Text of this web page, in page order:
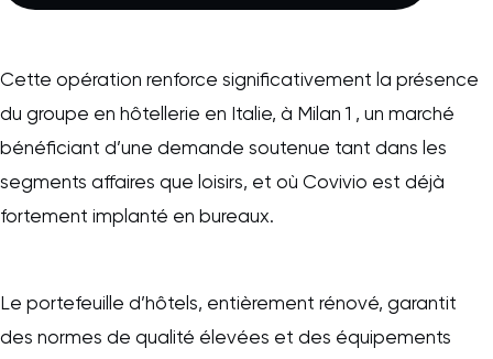
Cette opération renforce significativement la présence
du groupe en hôtellerie en Italie, à Milan 1 , un marché
bénéficiant d’une demande soutenue tant dans les
segments affaires que loisirs, et où Covivio est déjà
fortement implanté en bureaux.
Le portefeuille d’hôtels, entièrement rénové, garantit
des normes de qualité élevées et des équipements